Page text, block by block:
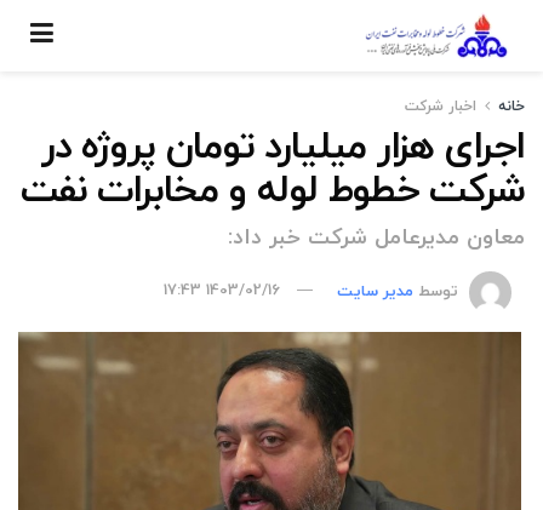
خانه اخبار شركت
اجرای هزار میلیارد تومان پروژه در
شرکت خطوط لوله و مخابرات نفت
معاون مدیرعامل شرکت خبر داد:
توسط مدیر سایت 1403/02/16 17:43